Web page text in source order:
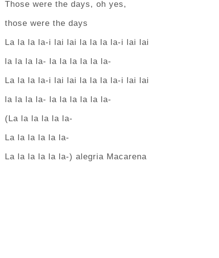
Those were the days, oh yes,
those were the days
La la la la-i lai lai la la la la-i lai lai
la la la la- la la la la la la-
La la la la-i lai lai la la la la-i lai lai
la la la la- la la la la la la-
(La la la la la la-
La la la la la la-
La la la la la la-) alegria Macarena